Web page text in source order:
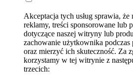
Akceptacja tych usług sprawia,
reklamy, treści sponsorowane lub
dotyczące naszej witryny lub
zachowanie użytkownika
oraz mierzyć ich skuteczność. Za
korzystamy w tej witrynie z
trzecich: